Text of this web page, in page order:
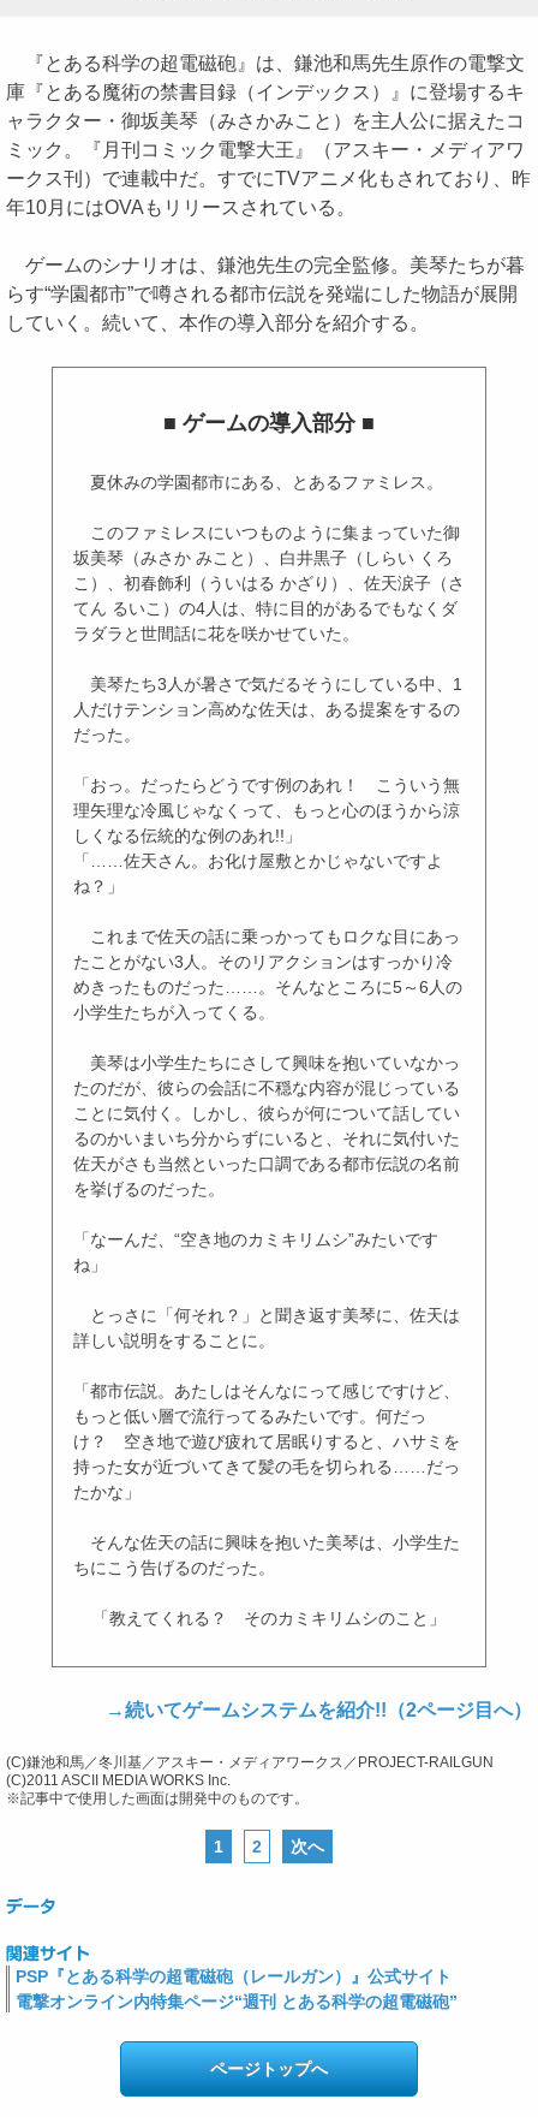
『とある科学の超電磁砲』は、鎌池和馬先生原作の電撃文
庫『とある魔術の禁書目録（インデックス）』に登場するキ
ャラクター・御坂美琴（みさかみこと）を主人公に据えたコ
ミック。『月刊コミック電撃大王』（アスキー・メディアワ
ークス刊）で連載中だ。すでにTVアニメ化もされており、昨
年10月にはOVAもリリースされている。
ゲームのシナリオは、鎌池先生の完全監修。美琴たちが暮
らす“学園都市”で噂される都市伝説を発端にした物語が展開
していく。続いて、本作の導入部分を紹介する。
■ ゲームの導入部分 ■
夏休みの学園都市にある、とあるファミレス。
このファミレスにいつものように集まっていた御
坂美琴（みさか みこと）、白井黒子（しらい くろ
こ）、初春飾利（ういはる かざり）、佐天涙子（さ
てん るいこ）の4人は、特に目的があるでもなくダ
ラダラと世間話に花を咲かせていた。
美琴たち3人が暑さで気だるそうにしている中、1
人だけテンション高めな佐天は、ある提案をするの
だった。
「おっ。だったらどうです例のあれ！ こういう無
理矢理な冷風じゃなくって、もっと心のほうから涼
しくなる伝統的な例のあれ!!」
「……佐天さん。お化け屋敷とかじゃないですよ
ね？」
これまで佐天の話に乗っかってもロクな目にあっ
たことがない3人。そのリアクションはすっかり冷
めきったものだった……。そんなところに5～6人の
小学生たちが入ってくる。
美琴は小学生たちにさして興味を抱いていなかっ
たのだが、彼らの会話に不穏な内容が混じっている
ことに気付く。しかし、彼らが何について話してい
るのかいまいち分からずにいると、それに気付いた
佐天がさも当然といった口調である都市伝説の名前
を挙げるのだった。
「なーんだ、“空き地のカミキリムシ”みたいです
ね」
とっさに「何それ？」と聞き返す美琴に、佐天は
詳しい説明をすることに。
「都市伝説。あたしはそんなにって感じですけど、
もっと低い層で流行ってるみたいです。何だっ
け？ 空き地で遊び疲れて居眠りすると、ハサミを
持った女が近づいてきて髪の毛を切られる……だっ
たかな」
そんな佐天の話に興味を抱いた美琴は、小学生た
ちにこう告げるのだった。
「教えてくれる？ そのカミキリムシのこと」
→続いてゲームシステムを紹介!!（2ページ目へ）
(C)鎌池和馬／冬川基／アスキー・メディアワークス／PROJECT-RAILGUN
(C)2011 ASCII MEDIA WORKS Inc.
※記事中で使用した画面は開発中のものです。
1 2 次へ
PSP『とある科学の超電磁砲（レールガン）』公式サイト
電撃オンライン内特集ページ“週刊 とある科学の超電磁砲”
ページトップへ